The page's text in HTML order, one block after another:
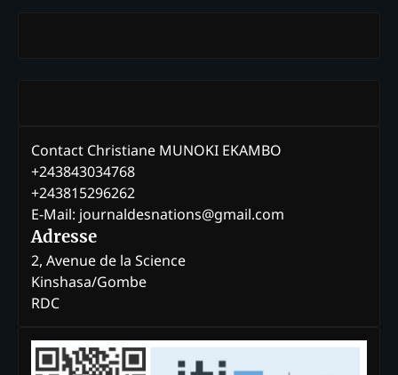
Contact Christiane MUNOKI EKAMBO
+243843034768
+243815296262
E-Mail: journaldesnations@gmail.com
Adresse
2, Avenue de la Science
Kinshasa/Gombe
RDC